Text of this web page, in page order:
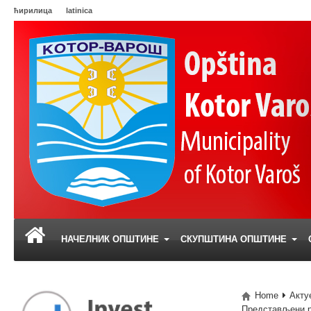
ћирилица latinica
НАЧЕЛНИК ОПШТИНЕ СКУПШТИНА ОПШТИНЕ
Home